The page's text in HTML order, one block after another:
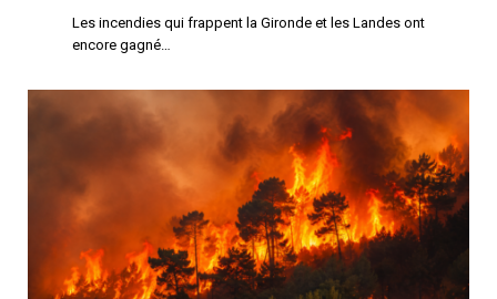
Les incendies qui frappent la Gironde et les Landes ont
encore gagné…